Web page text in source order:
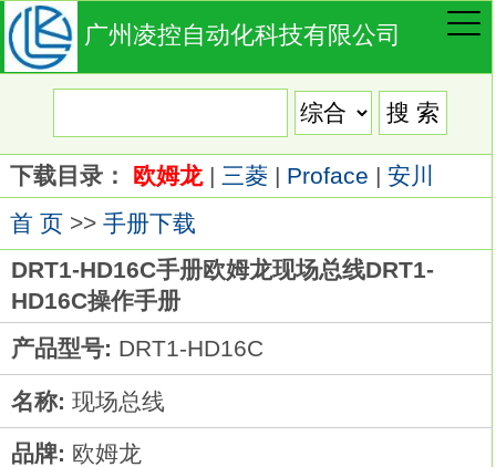
广州凌控自动化科技有限公司
下载目录： 欧姆龙| 三菱| Proface | 安川
首 页>> 手册下载
DRT1-HD16C手册欧姆龙现场总线DRT1-
HD16C操作手册
产品型号: DRT1-HD16C
名称: 现场总线
品牌: 欧姆龙